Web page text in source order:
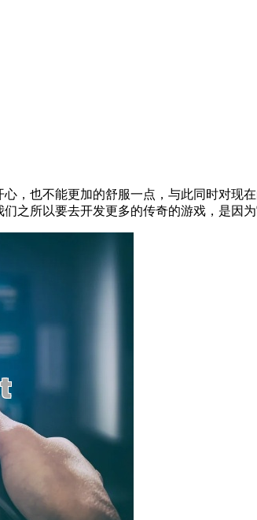
，也不能更加的舒服一点，与此同时对现
之所以要去开发更多的传奇的游戏，是因为